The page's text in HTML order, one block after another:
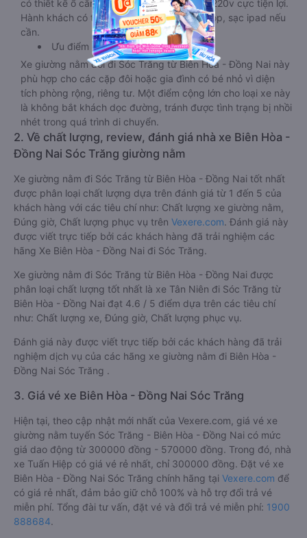
có thiết kế ổ cắm sạc đa năng nguồn điện 220v cực tiện lợi.
Hành khách có thể sạc điện thoại, sạc laptop, sạc ipad nếu
cần.
Ưu điểm
Xe giường nằm đôi đi Sóc Trăng từ Biên Hòa - Đồng Nai này
phù hợp cho các cặp đôi hoặc gia đình có bé nhỏ vì diện
tích phòng rộng, riêng tư. Một điểm cộng lớn cho loại xe này
là không bắt khách dọc đường, tránh được tình trạng bị nhồi
nhét trong quá trình di chuyển.
2. Về chất lượng, review, đánh giá nhà xe Biên Hòa -
Đồng Nai Sóc Trăng giường nằm
Xe giường nằm đi Sóc Trăng từ Biên Hòa - Đồng Nai tốt nhất
được phân loại chất lượng dựa trên đánh giá từ 1 đến 5 của
khách hàng với các tiêu chí như: Chất lượng xe giường nằm,
Đúng giờ, Chất lượng phục vụ trên Vexere.com. Đánh giá này
được viết trực tiếp bởi các khách hàng đã trải nghiệm các
hãng Xe Biên Hòa - Đồng Nai đi Sóc Trăng.
Xe giường nằm đi Sóc Trăng từ Biên Hòa - Đồng Nai được
phân loại chất lượng tốt nhất là xe Tân Niên đi Sóc Trăng từ
Biên Hòa - Đồng Nai đạt 4.6 / 5 điểm dựa trên các tiêu chí
như: Chất lượng xe, Đúng giờ, Chất lượng phục vụ.
Đánh giá này được viết trực tiếp bởi các khách hàng đã trải
nghiệm dịch vụ của các hãng xe giường nằm đi Biên Hòa -
Đồng Nai Sóc Trăng .
3. Giá vé xe Biên Hòa - Đồng Nai Sóc Trăng
Hiện tại, theo cập nhật mới nhất của Vexere.com, giá vé xe
giường nằm tuyến Sóc Trăng - Biên Hòa - Đồng Nai có mức
giá dao động từ 300000 đồng - 570000 đồng. Trong đó, nhà
xe Tuấn Hiệp có giá vé rẻ nhất, chỉ 300000 đồng. Đặt vé xe
Biên Hòa - Đồng Nai Sóc Trăng chính hãng tại Vexere.com để
có giá rẻ nhất, đảm bảo giữ chỗ 100% và hỗ trợ đổi trả vé
miễn phí. Tổng đài tư vấn, đặt vé và đổi trả vé miễn phí: 1900
888684.